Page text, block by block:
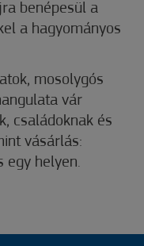
benépesül a
a hagyományos
mosolygós
vár
családoknak és
vásárlás:
egy helyen.